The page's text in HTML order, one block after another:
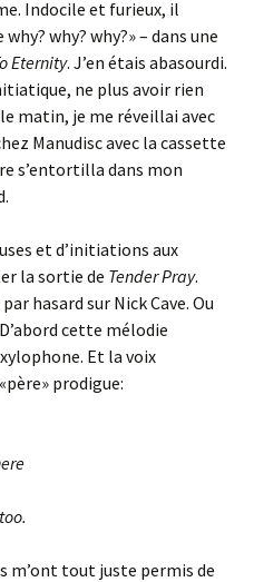
Indocile et furieux, il
why? why?» – dans une
Eternity. J’en étais abasourdi.
ne plus avoir rien
matin, je me réveillai avec
Manudisc avec la cassette
s’entortilla dans mon
et d’initiations aux
la sortie de Tender Pray.
hasard sur Nick Cave. Ou
cette mélodie
Et la voix
prodigue:
m’ont tout juste permis de